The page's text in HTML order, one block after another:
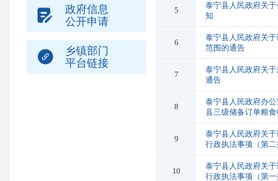
政府信息
公开申请
乡镇部门
平台链接
5
泰宁县人民政府关
知
6
泰宁县人民政府关
范围的通告
7
泰宁县人民政府关
通告
8
泰宁县人民政府办
县三级储备订单粮
9
泰宁县人民政府关
行政执法事项（第
10
泰宁县人民政府关
行政执法事项（第